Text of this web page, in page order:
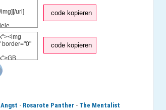
code kopieren
code kopieren
Angst - Rosarote Panther - The Mentalist